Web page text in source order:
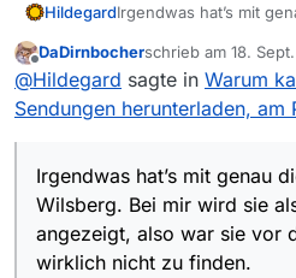
Vielleicht ist der
Poste doch einfach
beiden Systemen
so, dass man auf
HildegardIrgendwas hat’s mit
angezeigt, also war sie
wirklich nicht zu finden.
Offline
DaDirnbocherschrieb am 18.
zuletzt editiert von
@Hildegard sagte in Warum
Sendungen herunterladen, am
Irgendwas hat’s mit genau
Wilsberg. Bei mir wird sie
angezeigt, also war sie vor
wirklich nicht zu finden.